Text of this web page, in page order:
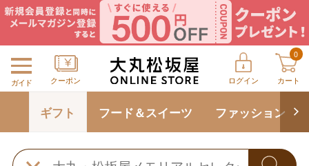
ガイド クーポン ログイン
0
カート
ギフト フード＆スイーツ ファッション